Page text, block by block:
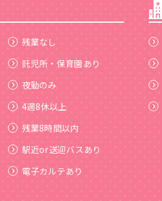
残業なし
託児所・保育園あり
夜勤のみ
4週8休以上
残業8時間以内
駅近or送迎バスあり
電子カルテあり